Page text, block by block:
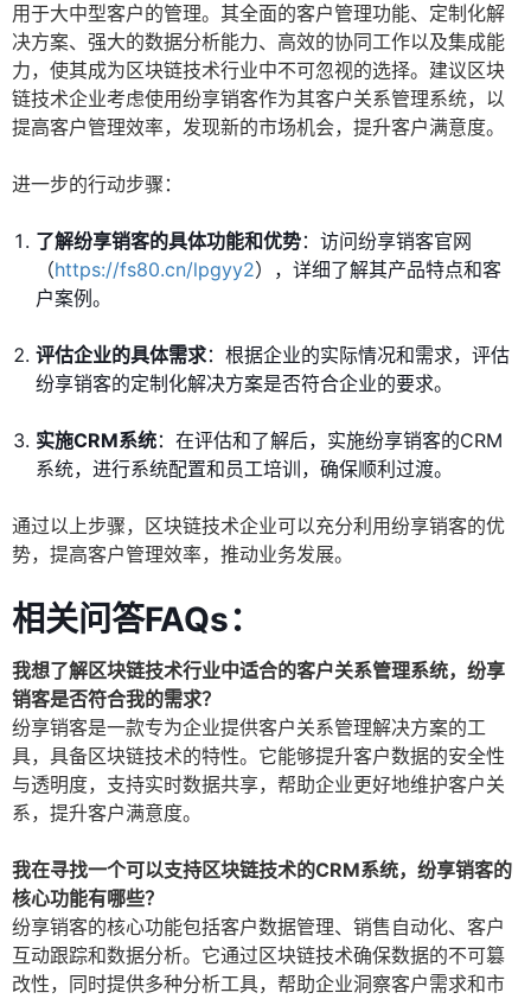
用于大中型客户的管理。其全面的客户管理功能、定制化解
决方案、强大的数据分析能力、高效的协同工作以及集成能
力，使其成为区块链技术行业中不可忽视的选择。建议区块
链技术企业考虑使用纷享销客作为其客户关系管理系统，以
提高客户管理效率，发现新的市场机会，提升客户满意度。
进一步的行动步骤：
了解纷享销客的具体功能和优势：访问纷享销客官网
（https://fs80.cn/lpgyy2），详细了解其产品特点和客
户案例。
评估企业的具体需求：根据企业的实际情况和需求，评估
纷享销客的定制化解决方案是否符合企业的要求。
实施CRM系统：在评估和了解后，实施纷享销客的CRM
系统，进行系统配置和员工培训，确保顺利过渡。
通过以上步骤，区块链技术企业可以充分利用纷享销客的优
势，提高客户管理效率，推动业务发展。
相关问答FAQs：
我想了解区块链技术行业中适合的客户关系管理系统，纷享
销客是否符合我的需求？
纷享销客是一款专为企业提供客户关系管理解决方案的工
具，具备区块链技术的特性。它能够提升客户数据的安全性
与透明度，支持实时数据共享，帮助企业更好地维护客户关
系，提升客户满意度。
我在寻找一个可以支持区块链技术的CRM系统，纷享销客的
核心功能有哪些？
纷享销客的核心功能包括客户数据管理、销售自动化、客户
互动跟踪和数据分析。它通过区块链技术确保数据的不可篡
改性，同时提供多种分析工具，帮助企业洞察客户需求和市